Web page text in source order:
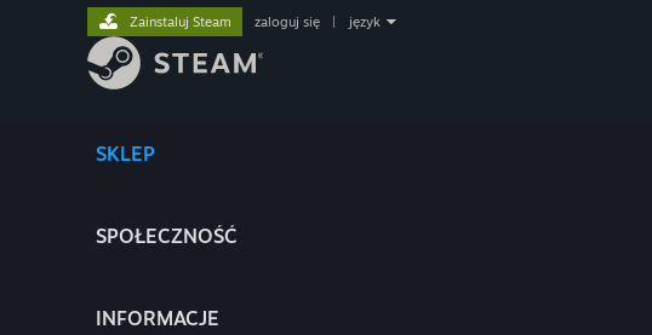
SKLEP
SPOŁECZNOŚĆ
INFORMACJE
Zainstaluj Steam zaloguj się język